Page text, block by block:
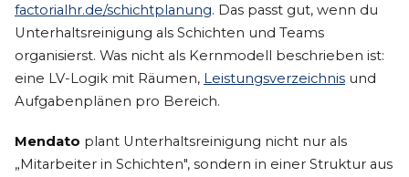
factorialhr.de/schichtplanung. Das passt gut, wenn du
Unterhaltsreinigung als Schichten und Teams
organisierst. Was nicht als Kernmodell beschrieben ist:
eine LV-Logik mit Räumen, Leistungsverzeichnis und
Aufgabenplänen pro Bereich.
Mendato plant Unterhaltsreinigung nicht nur als
„Mitarbeiter in Schichten", sondern in einer Struktur aus